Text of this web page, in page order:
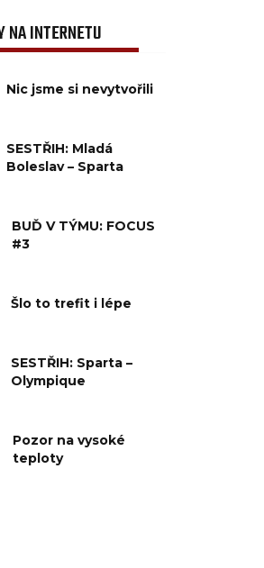
NA INTERNETU
Nic jsme si nevytvořili
SESTŘIH: Mladá
Boleslav – Sparta
BUĎ V TÝMU: FOCUS
#3
Šlo to trefit i lépe
SESTŘIH: Sparta –
Olympique
Pozor na vysoké
teploty